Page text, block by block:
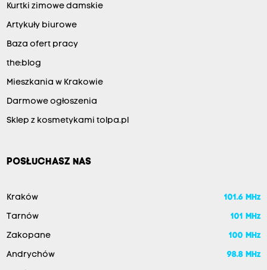
Kurtki zimowe damskie
Artykuły biurowe
Baza ofert pracy
the:blog
Mieszkania w Krakowie
Darmowe ogłoszenia
Sklep z kosmetykami tolpa.pl
POSŁUCHASZ NAS
Kraków 101.6 MHz
Tarnów 101 MHz
Zakopane 100 MHz
Andrychów 98.8 MHz